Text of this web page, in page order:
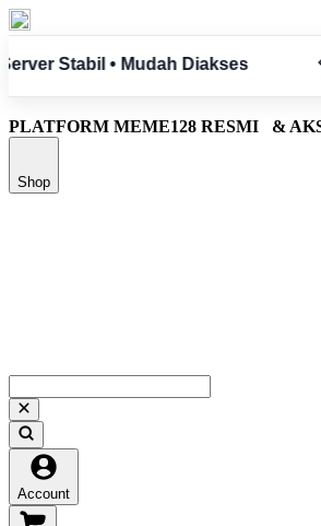
Hambatan ✅ Aman &
PLATFORM MEME128 RESMI &
Shop
Account